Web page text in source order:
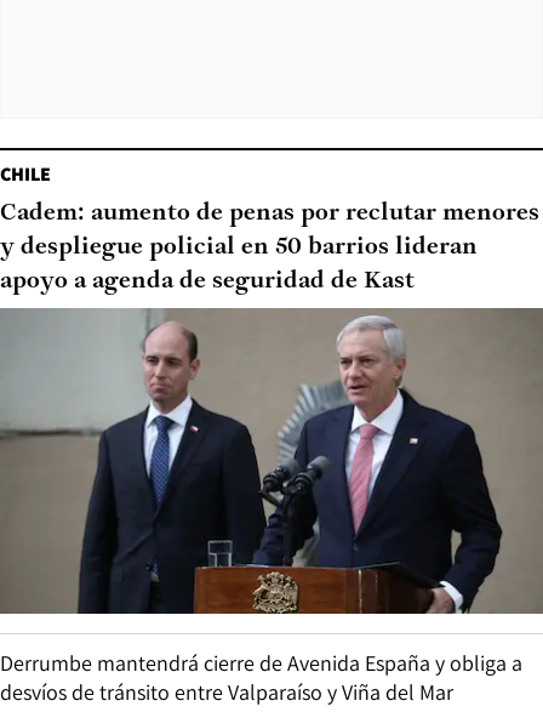
CHILE
Cadem: aumento de penas por reclutar menores
y despliegue policial en 50 barrios lideran
apoyo a agenda de seguridad de Kast
Derrumbe mantendrá cierre de Avenida España y obliga a
desvíos de tránsito entre Valparaíso y Viña del Mar